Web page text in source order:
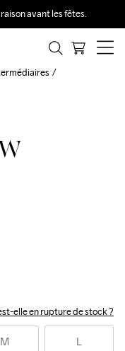
avant les fêtes.
elle en rupture de stock ?
M L